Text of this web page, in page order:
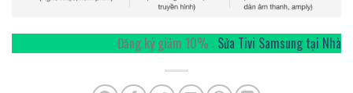
Đăng ký giảm 10% : Sửa Tivi Samsung tại Nhà